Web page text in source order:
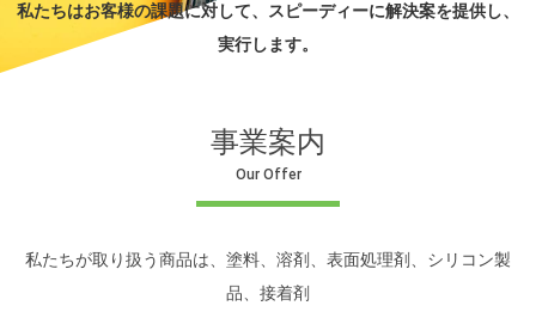
私たちはお客様の課題に対して、スピーディーに解決案を提供し、
実行します。
事業案内
Our Offer
私たちが取り扱う商品は、塗料、溶剤、表面処理剤、シリコン製
品、接着剤